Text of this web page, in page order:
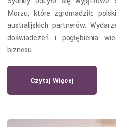
Morzu, które zgromadziło
australijskich partnerów.
doświadczeń i pogłębienia
biznesu
Czytaj Więcej